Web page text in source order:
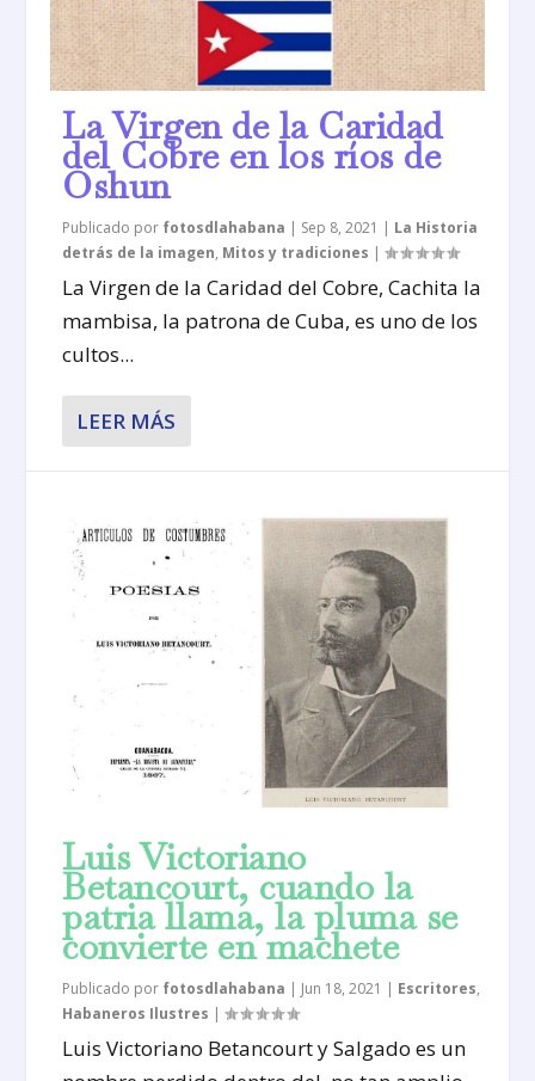
La Virgen de la Caridad
del Cobre en los ríos de
Oshun
Publicado por fotosdlahabana | Sep 8, 2021 | La Historia
detrás de la imagen, Mitos y tradiciones |
La Virgen de la Caridad del Cobre, Cachita la
mambisa, la patrona de Cuba, es uno de los
cultos...
LEER MÁS
Luis Victoriano
Betancourt, cuando la
patria llama, la pluma se
convierte en machete
Publicado por fotosdlahabana | Jun 18, 2021 | Escritores,
Habaneros Ilustres |
Luis Victoriano Betancourt y Salgado es un